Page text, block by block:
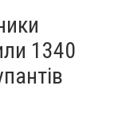
1340